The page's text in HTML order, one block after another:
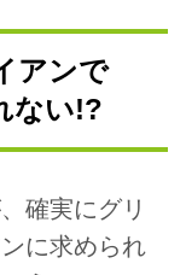
アンで
ない!?
確実にグリ
に求められ